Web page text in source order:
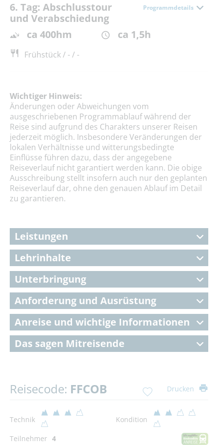
6. Tag: Abschlusstour
und Verabschiedung
Programmdetails
ca 400hm ca 1,5h
Frühstück / - / -
Wichtiger Hinweis:
Änderungen oder Abweichungen vom
ausgeschriebenen Programmablauf während der
Reise sind aufgrund des Charakters unserer Reisen
jederzeit möglich. Insbesondere Veränderungen der
lokalen Verhältnisse und witterungsbedingte
Einflüsse führen dazu, dass der angegebene
Reiseverlauf nicht garantiert werden kann. Die obige
Ausschreibung stellt insofern auch nur den geplanten
Reiseverlauf dar, ohne den genauen Ablauf im Detail
zu garantieren.
Leistungen
Lehrinhalte
Unterbringung
Anforderung und Ausrüstung
Anreise und wichtige Informationen
Das sagen Mitreisende
Reisecode: FFCOB Drucken
Technik Kondition
Teilnehmer 4